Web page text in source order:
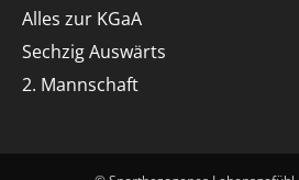
Alles zur KGaA
Sechzig Auswärts
2. Mannschaft